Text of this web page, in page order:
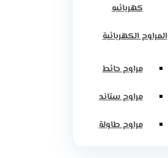
كهربائيه
المراوح الكهربائية
مراوح حائط
مراوح ستاند
مراوح طاولة